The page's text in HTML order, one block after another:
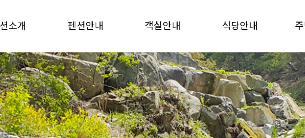
소개
사말
는길
펜션안내
펜션전경
부대시설
객실안내
전체보기
청풍마을 펜션
아산청풍 농장펜션
아산청풍 펜션
식당안내
식당안내